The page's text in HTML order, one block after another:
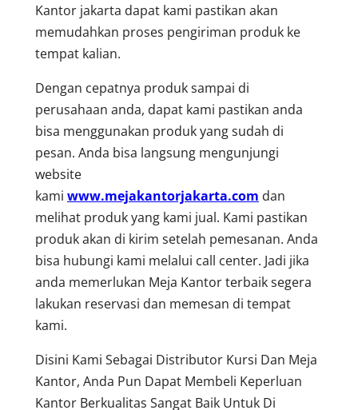
Kantor jakarta dapat kami pastikan akan
memudahkan proses pengiriman produk ke
tempat kalian.
Dengan cepatnya produk sampai di
perusahaan anda, dapat kami pastikan anda
bisa menggunakan produk yang sudah di
pesan. Anda bisa langsung mengunjungi
website
kami www.mejakantorjakarta.com dan
melihat produk yang kami jual. Kami pastikan
produk akan di kirim setelah pemesanan. Anda
bisa hubungi kami melalui call center. Jadi jika
anda memerlukan Meja Kantor terbaik segera
lakukan reservasi dan memesan di tempat
kami.
Disini Kami Sebagai Distributor Kursi Dan Meja
Kantor, Anda Pun Dapat Membeli Keperluan
Kantor Berkualitas Sangat Baik Untuk Di